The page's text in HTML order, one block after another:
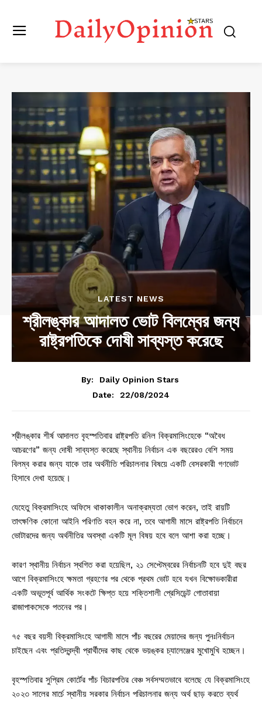
LATEST NEWS
শ্রীলঙ্কার আদালত ভোট বিলম্বের জন্য
রাষ্ট্রপতিকে দোষী সাব্যস্ত করেছে
By:
Daily Opinion Stars
Date:
22/08/2024
শ্রীলঙ্কার শীর্ষ আদালত বৃহস্পতিবার রাষ্ট্রপতি রনিল বিক্রমাসিংহেকে “অবৈধ
আচরণের” জন্য দোষী সাব্যস্ত করেছে স্থানীয় নির্বাচন এক বছরেরও বেশি সময়
বিলম্ব করার জন্য যাকে তার অর্থনীতি পরিচালনার বিষয়ে একটি বেসরকারী গণভোট
হিসাবে দেখা হয়েছে।
যেহেতু বিক্রমাসিংহে অফিসে থাকাকালীন অনাক্রম্যতা ভোগ করেন, তাই রায়টি
তাৎক্ষণিক কোনো আইনি পরিণতি বহন করে না, তবে আগামী মাসে রাষ্ট্রপতি নির্বাচনে
ভোটারদের জন্য অর্থনীতির অবস্থা একটি মূল বিষয় হবে বলে আশা করা হচ্ছে।
কারণ স্থানীয় নির্বাচন স্থগিত করা হয়েছিল, ২১ সেপ্টেম্বরের নির্বাচনটি হবে দুই বছর
আগে বিক্রমাসিংহে ক্ষমতা গ্রহণের পর থেকে প্রথম ভোট হবে যখন বিক্ষোভকারীরা
একটি অভূতপূর্ব আর্থিক সংকটে ক্ষিপ্ত হয়ে শক্তিশালী প্রেসিডেন্ট গোতাবায়া
রাজাপাকসেকে পতনের পর।
৭৫ বছর বয়সী বিক্রমাসিংহে আগামী মাসে পাঁচ বছরের মেয়াদের জন্য পুনঃনির্বাচন
চাইছেন এবং প্রতিদ্বন্দ্বী প্রার্থীদের কাছ থেকে ভয়ঙ্কর চ্যালেঞ্জের মুখোমুখি হচ্ছেন।
বৃহস্পতিবার সুপ্রিম কোর্টের পাঁচ বিচারপতির বেঞ্চ সর্বসম্মতভাবে বলেছে যে বিক্রমাসিংহে
২০২৩ সালের মার্চে স্থানীয় সরকার নির্বাচন পরিচালনার জন্য অর্থ ছাড় করতে ব্যর্থ